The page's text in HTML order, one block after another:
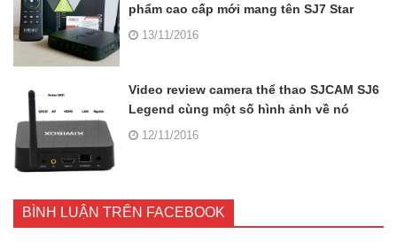
phẩm cao cấp mới mang tên SJ7 Star
13/11/2016
Video review camera thể thao SJCAM SJ6
Legend cùng một số hình ảnh về nó
12/11/2016
BÌNH LUẬN TRÊN FACEBOOK